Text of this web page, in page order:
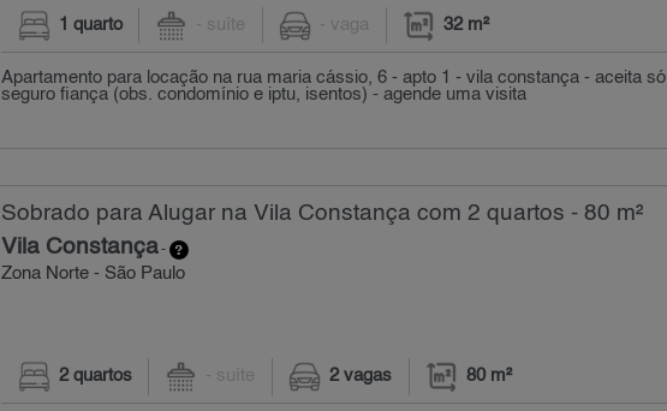
1 quarto - suíte - vaga 32 m²
Apartamento para locação na rua maria cássio, 6 - apto 1 - vila constança - aceita só
seguro fiança (obs. condomínio e iptu, isentos) - agende uma visita
Sobrado para Alugar na Vila Constança com 2 quartos - 80 m²
Vila Constança-
Zona Norte - São Paulo
2 quartos - suíte 2 vagas 80 m²